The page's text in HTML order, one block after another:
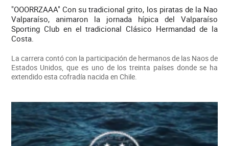
"OOORRZAAA" Con su tradicional grito, los piratas de la Nao
Valparaíso, animaron la jornada hípica del Valparaíso
Sporting Club en el tradicional Clásico Hermandad de la
Costa.
La carrera contó con la participación de hermanos de las Naos de
Estados Unidos, que es uno de los treinta países donde se ha
extendido esta cofradía nacida en Chile.